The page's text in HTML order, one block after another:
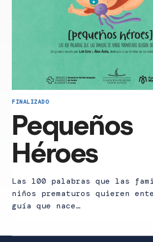
FINALIZADO
Pequeños
Héroes
Las 100 palabras que las
niños prematuros quieren
guía que nace…